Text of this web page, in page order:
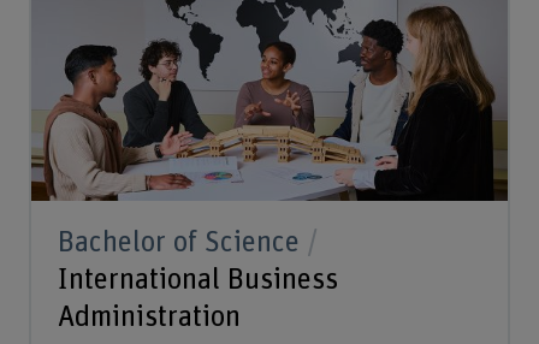
Bachelor of Science
International Business
Administration